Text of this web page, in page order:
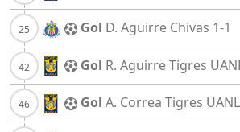
Gol D. Aguirre Chivas 1-1
Gol R. AguirreTigres
Gol A. Correa Tigres UANL